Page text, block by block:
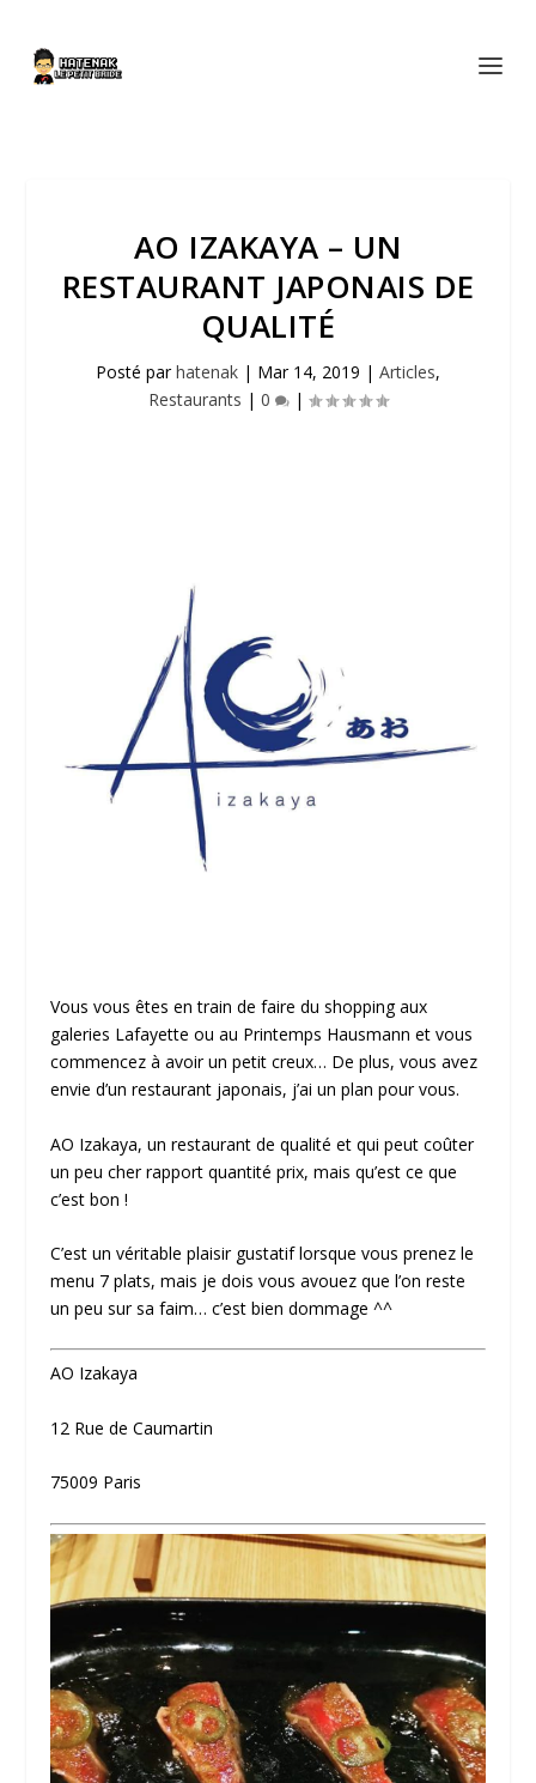
AO IZAKAYA – UN
RESTAURANT JAPONAIS DE
QUALITÉ
Posté parhatenak | Mar 14, 2019 | Articles,
Restaurants | 0 |
Vous vous êtes en train de faire du shopping aux
galeries Lafayette ou au Printemps Hausmann et vous
commencez à avoir un petit creux… De plus, vous avez
envie d’un restaurant japonais, j’ai un plan pour vous.
AO Izakaya, un restaurant de qualité et qui peut coûter
un peu cher rapport quantité prix, mais qu’est ce que
c’est bon !
C’est un véritable plaisir gustatif lorsque vous prenez le
menu 7 plats, mais je dois vous avouez que l’on reste
un peu sur sa faim… c’est bien dommage ^^
AO Izakaya
12 Rue de Caumartin
75009 Paris